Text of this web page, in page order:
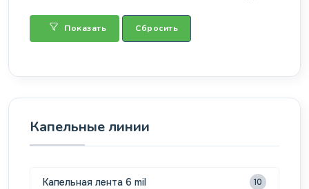
Показать Сбросить
Капельные линии
Капельная лента 6 mil 10